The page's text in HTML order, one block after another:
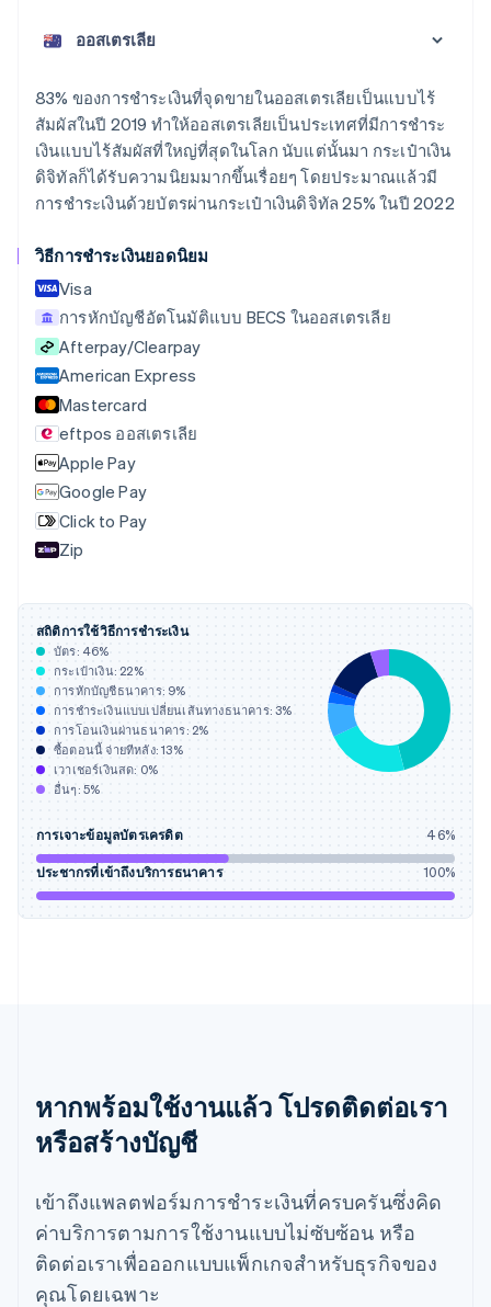
83% ของการชำระเงินที่จุดขายในออสเตรเลียเป็นแบบไร้
สัมผัสในปี 2019 ทำให้ออสเตรเลียเป็นประเทศที่มีการชำระ
เงินแบบไร้สัมผัสที่ใหญ่ที่สุดในโลก นับแต่นั้นมา กระเป๋าเงิน
ดิจิทัลก็ได้รับความนิยมมากขึ้นเรื่อยๆ โดยประมาณแล้วมี
การชำระเงินด้วยบัตรผ่านกระเป๋าเงินดิจิทัล 25% ในปี 2022
วิธีการชำระเงินยอดนิยม
Visa
การหักบัญชีอัตโนมัติแบบ BECS ในออสเตรเลีย
Afterpay/Clearpay
American Express
Mastercard
eftpos ออสเตรเลีย
Apple Pay
Google Pay
Click to Pay
Zip
สถิติการใช้วิธีการชำระเงิน
บัตร: 46%
กระเป๋าเงิน:22%
การหักบัญชีธนาคาร: 9%
การชำระเงินแบบเปลี่ยนเส้นทางธนาคาร:3%
การโอนเงินผ่านธนาคาร: 2%
ซื้อตอนนี้ จ่ายทีหลัง:13%
เวาเชอร์เงินสด: 0%
อื่นๆ: 5%
การเจาะข้อมูลบัตรเครดิต 46%
ประชากรที่เข้าถึงบริการธนาคาร 100%
หากพร้อมใช้งานแล้ว โปรดติดต่อเรา
หรือสร้างบัญชี
เข้าถึงแพลตฟอร์มการชำระเงินที่ครบครันซึ่งคิด
ค่าบริการตามการใช้งานแบบไม่ซับซ้อน หรือ
ติดต่อเราเพื่อออกแบบแพ็กเกจสำหรับธุรกิจของ
คุณโดยเฉพาะ
เขตบริหารพิเศษฮ่องกง ประเทศจีน
English Français
โครเอเชีย
EnglishItaliano
จีนแผ่นดินใหญ่
简体中文 English
ญี่ปุ่น
日本語
เดนมาร์ก
English
ไทย
ไทยEnglish
นอร์เวย์
English
นิวซีแลนด์
English
เนเธอร์แลนด์
NederlandsEnglish
บราซิล
Português
English
เบลเยียม
Nederlands
โปรตุเกส
Português English
โปแลนด์
English
ฝรั่งเศส
FrançaisEnglish
ฟินแลนด์
มอลตา
English
English
ลักเซมเบิร์ก
FrançaisDeutschEnglish
ลัตเวีย
ลิกเตนสไตน์
Deutsch
ลิทัวเนีย
English
สเปน